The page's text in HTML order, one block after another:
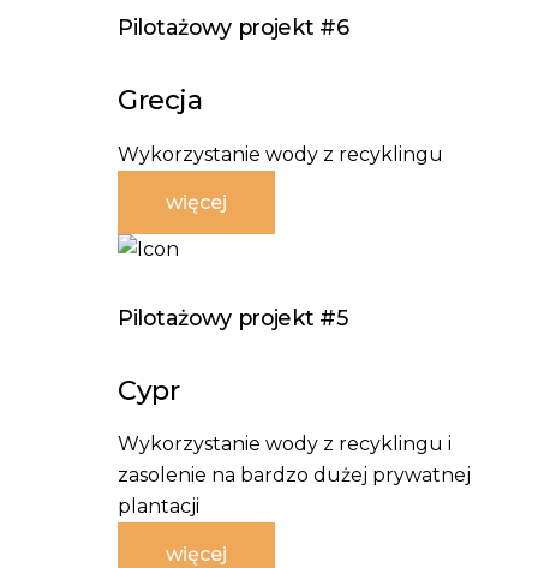
Pilotażowy projekt #6
Grecja
Wykorzystanie wody z recyklingu
więcej
Pilotażowy projekt #5
Cypr
Wykorzystanie wody z recyklingu i
zasolenie na bardzo dużej prywatnej
plantacji
więcej